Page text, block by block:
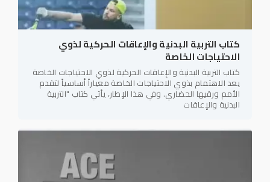
كتاب التربية البدنية والإعاقات الحركية لذوي
الاحتياجات الخاصة
كتاب التربية البدنية والإعاقات الحركية لذوي الاحتياجات الخاصة
يعد الاهتمام بذوي الاحتياجات الخاصة معياراً أساسياً لتقدم
الأمم ورقيها الحضاري. وفي هذا الإطار، يأتي كتاب "التربية
البدنية والإعاقات